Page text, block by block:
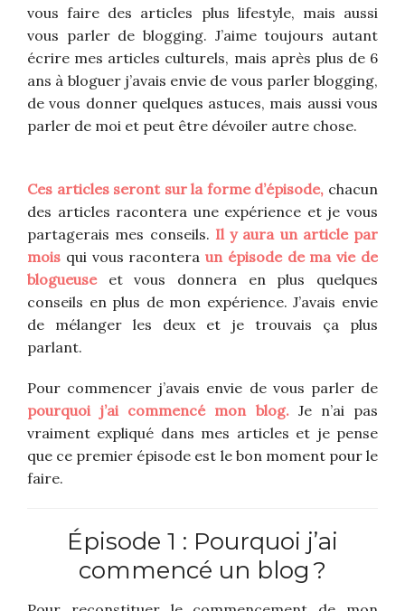
vous faire des articles plus lifestyle, mais aussi
vous parler de blogging. J’aime toujours autant
écrire mes articles culturels, mais après plus de 6
ans à bloguer j’avais envie de vous parler blogging,
de vous donner quelques astuces, mais aussi vous
parler de moi et peut être dévoiler autre chose.
Ces articles seront sur la forme d’épisode, chacun
des articles racontera une expérience et je vous
partagerais mes conseils. Il y aura un article par
mois qui vous racontera un épisode de ma vie de
blogueuseet vous donnera en plus quelques
conseils en plus de mon expérience. J’avais envie
de mélanger les deux et je trouvais ça plus
parlant.
Pour commencer j’avais envie de vous parler de
pourquoi j’ai commencé mon blog.Je n’ai pas
vraiment expliqué dans mes articles et je pense
que ce premier épisode est le bon moment pour le
faire.
Épisode 1 : Pourquoi j’ai
commencé un blog ?